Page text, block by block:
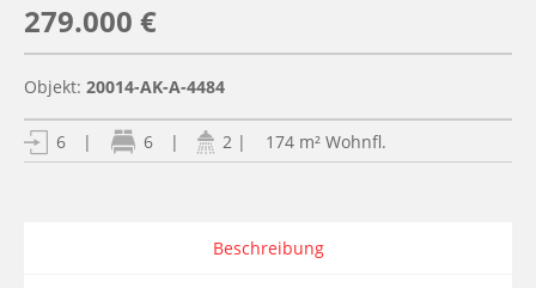
279.000 €
Objekt: 20014-AK-A-4484
6 | 6 | 2 | 174 m² Wohnfl.
Beschreibung